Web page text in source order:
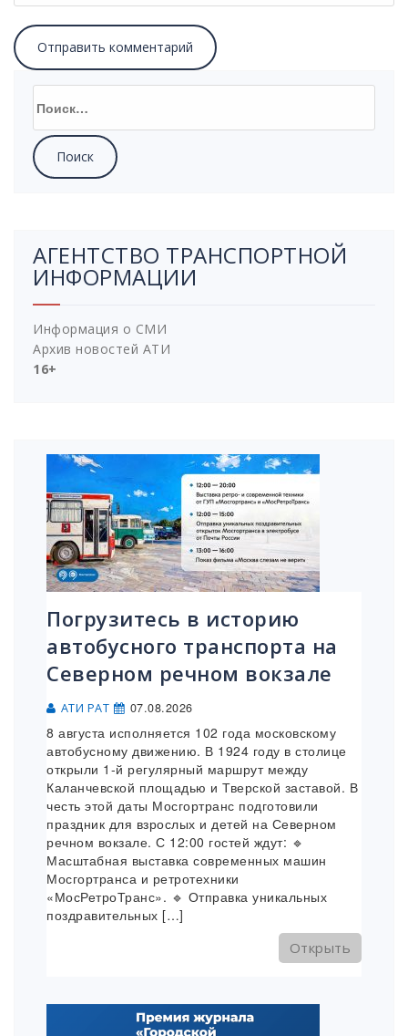
АГЕНТСТВО ТРАНСПОРТНОЙ
ИНФОРМАЦИИ
Информация о СМИ
Архив новостей АТИ
16+
Погрузитесь в историю
автобусного транспорта на
Северном речном вокзале
АТИ РАТ 07.08.2026
8 августа исполняется 102 года московскому
автобусному движению. В 1924 году в столице
открыли 1-й регулярный маршрут между
Каланчевской площадью и Тверской заставой. В
честь этой даты Мосгортранс подготовили
праздник для взрослых и детей на Северном
речном вокзале. С 12:00 гостей ждут: 🔹
Масштабная выставка современных машин
Мосгортранса и ретротехники
«МосРетроТранс». 🔹 Отправка уникальных
поздравительных […]
Открыть